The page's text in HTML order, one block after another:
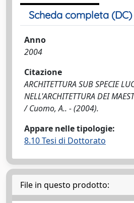
Scheda completa (DC)
Anno
2004
Citazione
ARCHITETTURA SUB SPECIE
NELL'ARCHITETTURA DEI
/ Cuomo, A.. - (2004).
Appare nelle tipologie:
8.10 Tesi di Dottorato
File in questo prodotto: